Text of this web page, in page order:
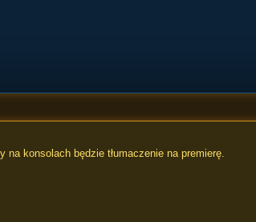
na konsolach będzie tłumaczenie na premierę.